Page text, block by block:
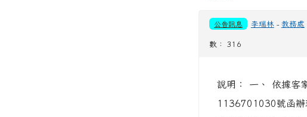
公告訊息 李瑞林- 教務處
數： 316
說明： 一、 依據客
1136701030號函辦